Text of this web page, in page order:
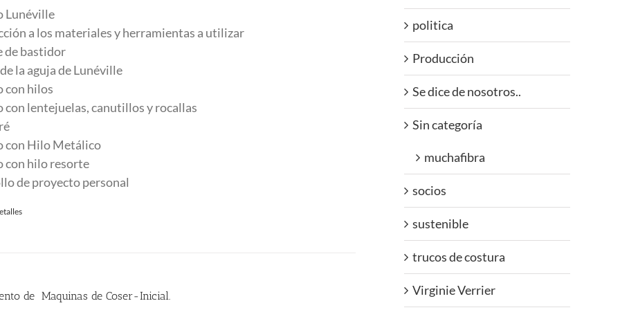
Lunéville
a los materiales y herramientas a utilizar
de bastidor
la aguja de Lunéville
con hilos
con lentejuelas, canutillos y rocallas
con Hilo Metálico
con hilo resorte
de proyecto personal
de Maquinas de Coser-Inicial.
politica
Producción
Se dice de nosotros..
Sin categoría
muchafibra
socios
sustenible
trucos de costura
Virginie Verrier